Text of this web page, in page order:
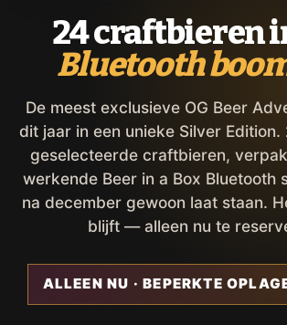
24 craftbieren
Bluetooth
De meest exclusieve OG Beer
dit jaar in een unieke Silver
geselecteerde craftbieren,
werkende Beer in a Box Bluetooth
na december gewoon laat staan.
blijft — alleen nu te
ALLEEN NU · BEPERKTE